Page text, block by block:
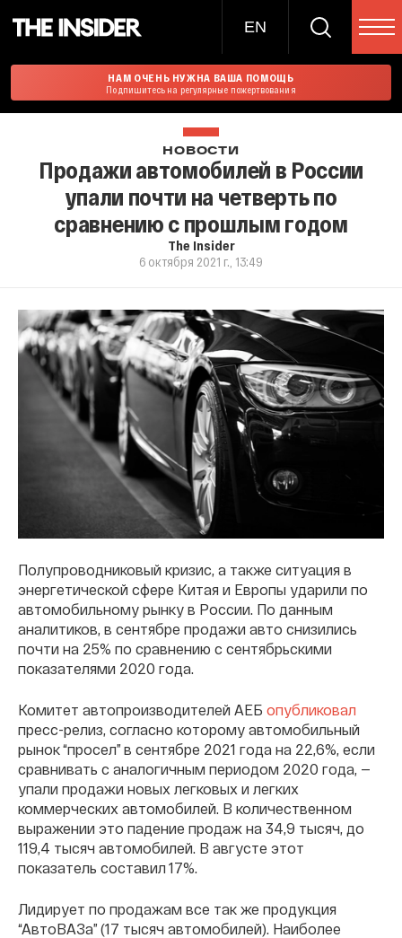
EN
НАМ ОЧЕНЬ НУЖНА ВАША ПОМОЩЬ
Подпишитесь на регулярные пожертвования
НОВОСТИ
Продажи автомобилей в России
упали почти на четверть по
сравнению с прошлым годом
The Insider
6 октября 2021 г., 13:49
Полупроводниковый кризис, а также ситуация в
энергетической сфере Китая и Европы ударили по
автомобильному рынку в России. По данным
аналитиков, в сентябре продажи авто снизились
почти на 25% по сравнению с сентябрьскими
показателями 2020 года.
Комитет автопроизводителей АЕБ опубликовал
пресс-релиз, согласно которому автомобильный
рынок “просел” в сентябре 2021 года на 22,6%, если
сравнивать с аналогичным периодом 2020 года, —
упали продажи новых легковых и легких
коммерческих автомобилей. В количественном
выражении это падение продаж на 34,9 тысяч, до
119,4 тысяч автомобилей. В августе этот
показатель составил 17%.
Лидирует по продажам все так же продукция
“АвтоВАЗа” (17 тысяч автомобилей). Наиболее